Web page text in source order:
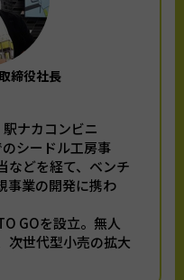
締役社長
ナカコンビニ
のシードル工房事
などを経て、ベンチ
事業の開発に携わ
GOを設立。無人
次世代型小売の拡大